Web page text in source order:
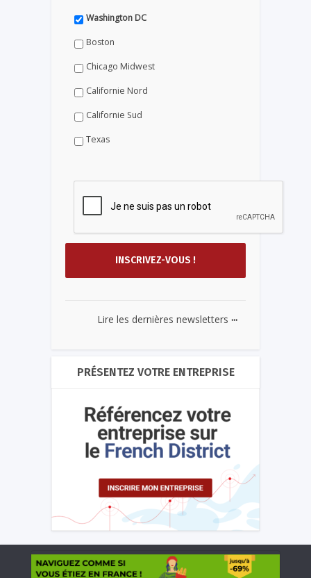
Washington DC
Boston
Chicago Midwest
Californie Nord
Californie Sud
Texas
Lire les dernières newsletters ...
PRÉSENTEZ VOTRE ENTREPRISE